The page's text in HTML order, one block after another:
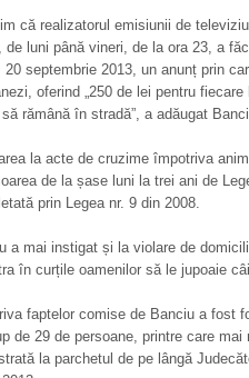
că realizatorul emisiunii de
de luni până vineri, de la ora 23, a
20 septembrie 2013, un anunț prin
oferind „250 de lei pentru fiecare
rămână în stradă”, a adăugat
la acte de cruzime împotriva
de la șase luni la trei ani de
prin Legea nr. 9 din 2008.
a mai instigat și la violare de
în curțile oamenilor să le jupoaie
faptelor comise de Banciu a fost
de 29 de persoane, printre care
la parchetul de pe lângă